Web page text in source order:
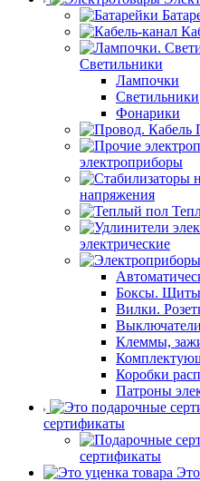
Светильники
Лампочки
Светильники
Фонарики
электроприборы
напряжения
электрические
Боксы. Щиты
Вилки.
Выключатели
Клеммы,
Коробки
Патроны
сертификаты
сертификаты